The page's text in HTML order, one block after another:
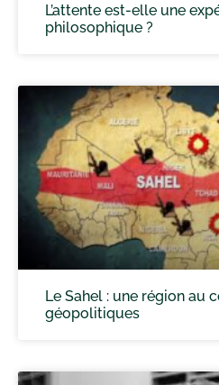
L’attente est-elle une
philosophique ?
Le Sahel : une région au
géopolitiques